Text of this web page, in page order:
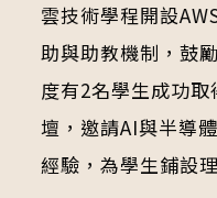
雲技術學程開設
助與助教機制，鼓
度有2名學生成功
壇，邀請AI與半導
經驗，為學生鋪設